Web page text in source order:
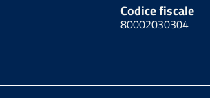
Codice fiscale
80002030304